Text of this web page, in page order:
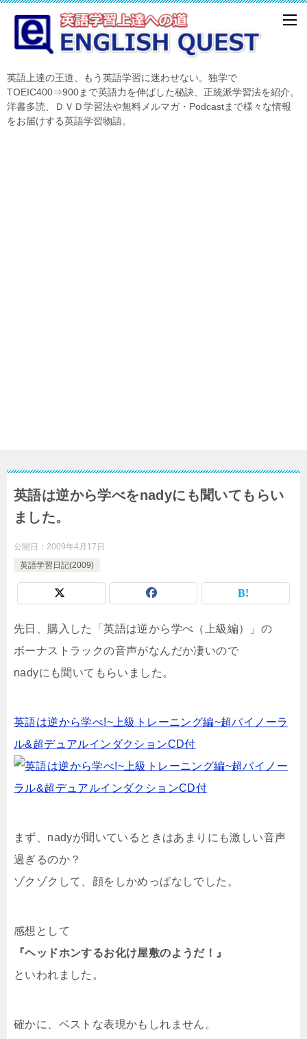
英語上達の王道、もう英語学習に迷わせない。独学で
TOEIC400⇒900まで英語力を伸ばした秘訣、正統派学習法を紹介。
洋書多読、ＤＶＤ学習法や無料メルマガ・Podcastまで様々な情報
をお届けする英語学習物語。
英語は逆から学べをnadyにも聞いてもらい
ました。
公開日： 2009年4月17日
英語学習日記(2009)
先日、購入した「英語は逆から学べ（上級編）」の
ボーナストラックの音声がなんだか凄いので
nadyにも聞いてもらいました。
英語は逆から学べ!~上級トレーニング編~超バイノーラ
ル&超デュアルインダクションCD付
まず、nadyが聞いているときはあまりにも激しい音声
過ぎるのか？
ゾクゾクして、顔をしかめっぱなしでした。
感想として
『ヘッドホンするお化け屋敷のようだ！』
といわれました。
確かに、ベストな表現かもしれません。